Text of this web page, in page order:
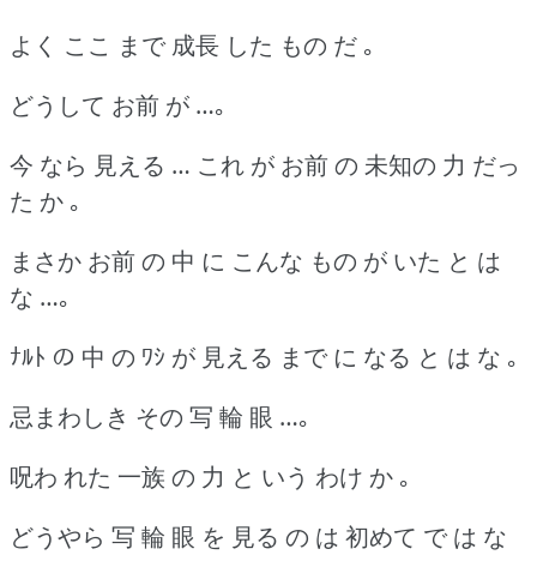
よく ここ まで 成長 した もの だ ｡
どうして お前 が …｡
今 なら 見える … これ が お前 の 未知の 力 だっ
た か ｡
まさか お前 の 中 に こんな もの が いた と は
な …｡
ﾅﾙﾄ の 中 の ﾜｼ が 見える まで に なる と は な ｡
忌まわしき その 写 輪 眼 …｡
呪わ れた 一族 の 力 と いう わけ か ｡
どうやら 写 輪 眼 を 見る の は 初めて で は な